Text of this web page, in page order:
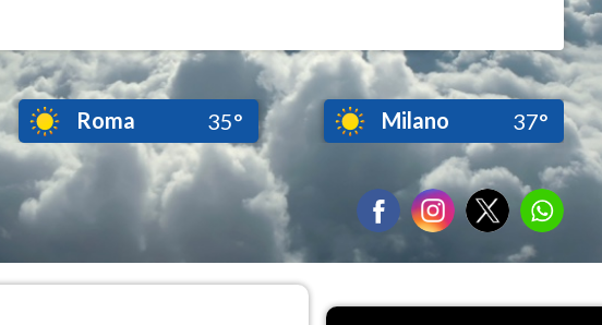
Roma 35° Milano 37°